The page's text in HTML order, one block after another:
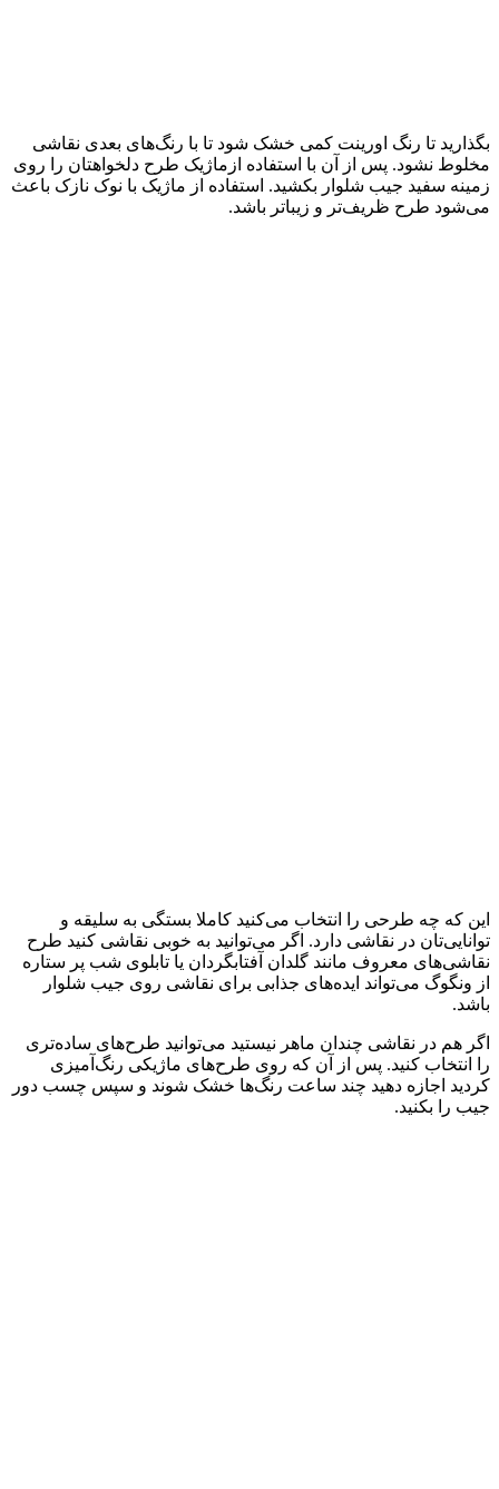
بگذارید تا رنگ اورینت کمی خشک شود تا با رنگ‌های بعدی نقاشی
مخلوط نشود. پس از آن با استفاده ازماژیک طرح دلخواهتان را روی
زمینه سفید جیب شلوار بکشید. استفاده از ماژیک با نوک نازک باعث
می‌شود طرح ظریف‌تر و زیباتر باشد.
این که چه طرحی را انتخاب می‌کنید کاملا بستگی به سلیقه و
توانایی‌تان در نقاشی دارد. اگر می‌توانید به خوبی نقاشی کنید طرح
نقاشی‌های معروف مانند گلدان آفتابگردان یا تابلوی شب پر ستاره
از ونگوگ می‌تواند ایده‌های جذابی برای نقاشی روی جیب شلوار
باشد.
اگر هم در نقاشی چندان ماهر نیستید می‌توانید طرح‌های ساده‌تری
را انتخاب کنید. پس از آن که روی طرح‌های ماژیکی رنگ‌آمیزی
کردید اجازه دهید چند ساعت رنگ‌ها خشک شوند و سپس چسب دور
جیب را بکنید.